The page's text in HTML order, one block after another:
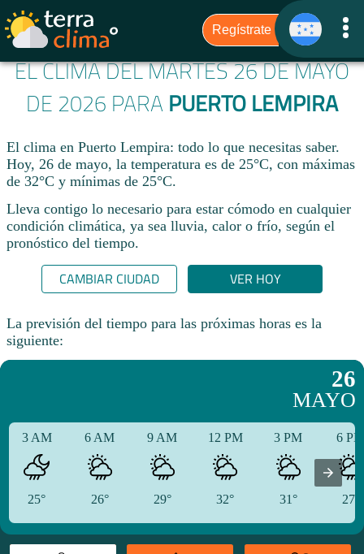
EL CLIMA DEL MARTES 26 DE MAYO
DE 2026 PARA PUERTO LEMPIRA
El clima en Puerto Lempira: todo lo que necesitas saber.
Hoy, 26 de mayo, la temperatura es de 25°C, con máximas
de 32°C y mínimas de 25°C.
Lleva contigo lo necesario para estar cómodo en cualquier
condición climática, ya sea lluvia, calor o frío, según el
pronóstico del tiempo.
CAMBIAR CIUDAD VER HOY
La previsión del tiempo para las próximas horas es la
siguiente:
26
MAYO
3 AM
25°
6 AM
26°
9 AM
29°
12 PM
32°
3 PM
31°
6
27°